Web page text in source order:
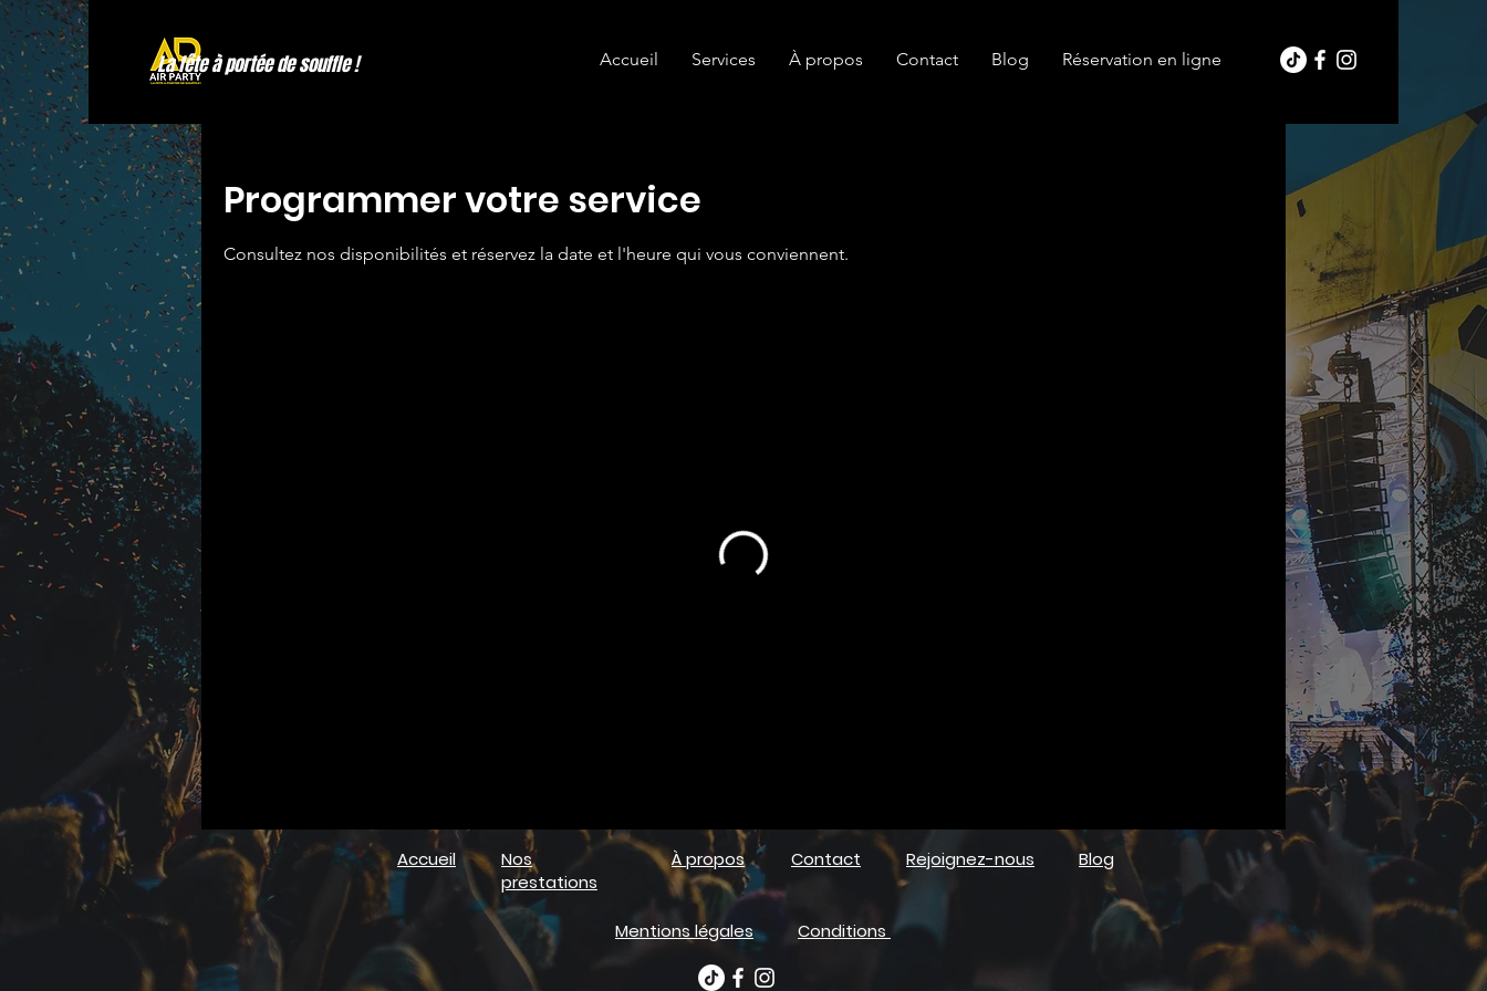
La fête à portée de souffle ! Accueil Services À propos Contact Blog Réservation en ligne
Programmer votre service
Consultez nos disponibilités et réservez la date et l'heure qui vous conviennent.
Accueil
Nos
prestations
À propos
Mentions légales
Contact Rejoignez-nous
Conditions
Blog